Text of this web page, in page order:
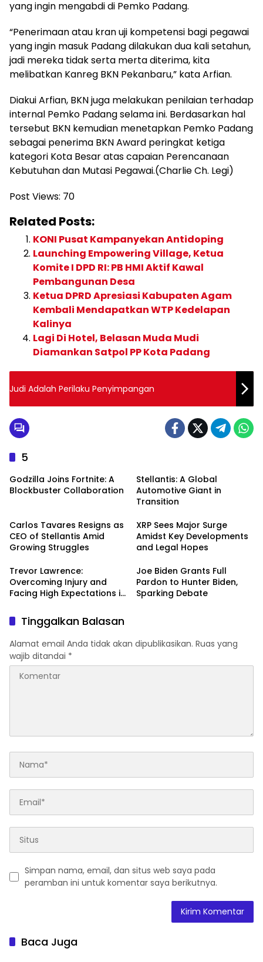
yang ingin mengabdi di Pemko Padang.
“Penerimaan atau kran uji kompetensi bagi pegawai
yang ingin masuk Padang dilakukan dua kali setahun,
jadi mereka tidak serta merta diterima, kita
melibatkan Kanreg BKN Pekanbaru,” kata Arfian.
Diakui Arfian, BKN juga melakukan penilaian terhadap
internal Pemko Padang selama ini. Berdasarkan hal
tersebut BKN kemudian menetapkan Pemko Padang
sebagai penerima BKN Award peringkat ketiga
kategori Kota Besar atas capaian Perencanaan
Kebutuhan dan Mutasi Pegawai.(Charlie Ch. Legi)
Post Views: 70
Related Posts:
KONI Pusat Kampanyekan Antidoping
Launching Empowering Village, Ketua
Komite I DPD RI: PB HMI Aktif Kawal
Pembangunan Desa
Ketua DPRD Apresiasi Kabupaten Agam
Kembali Mendapatkan WTP Kedelapan
Kalinya
Lagi Di Hotel, Belasan Muda Mudi
Diamankan Satpol PP Kota Padang
Judi Adalah Perilaku Penyimpangan
5
Godzilla Joins Fortnite: A
Blockbuster Collaboration
Stellantis: A Global
Automotive Giant in
Transition
Carlos Tavares Resigns as
CEO of Stellantis Amid
Growing Struggles
XRP Sees Major Surge
Amidst Key Developments
and Legal Hopes
Trevor Lawrence:
Overcoming Injury and
Facing High Expectations in
Joe Biden Grants Full
Pardon to Hunter Biden,
Sparking Debate
Tinggalkan Balasan
Alamat email Anda tidak akan dipublikasikan. Ruas yang
wajib ditandai *
Simpan nama, email, dan situs web saya pada
peramban ini untuk komentar saya berikutnya.
Baca Juga